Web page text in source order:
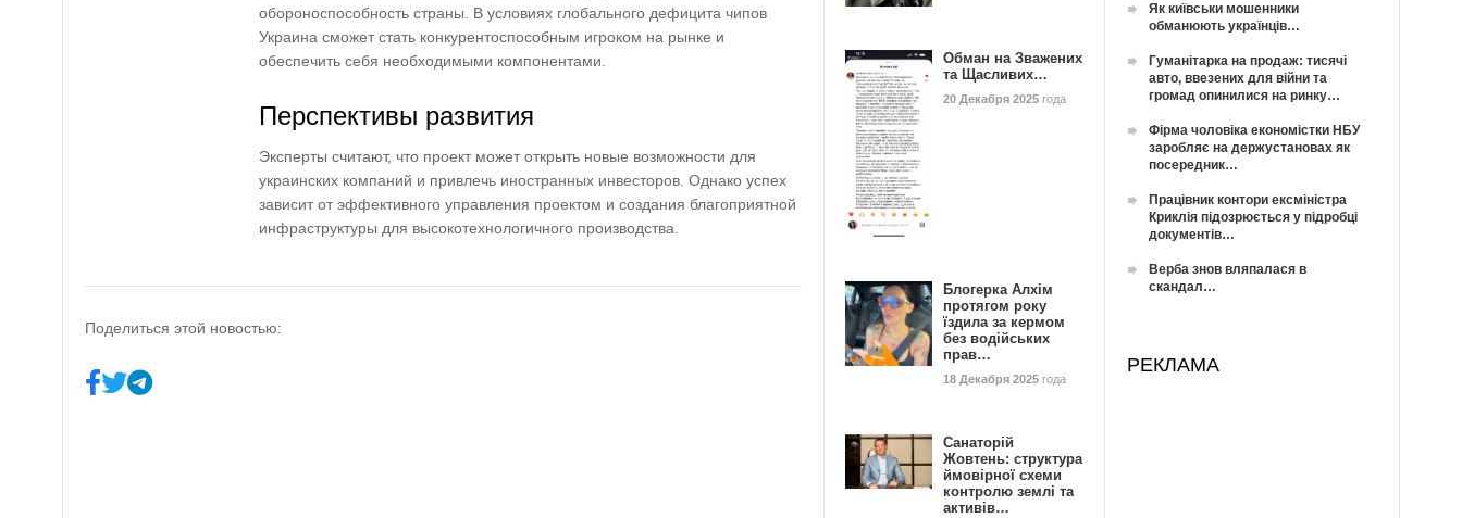
обороноспособность страны. В условиях глобального дефицита чипов
Украина сможет стать конкурентоспособным игроком на рынке и
обеспечить себя необходимыми компонентами.
Перспективы развития
Эксперты считают, что проект может открыть новые возможности для
украинских компаний и привлечь иностранных инвесторов. Однако успех
зависит от эффективного управления проектом и создания благоприятной
инфраструктуры для высокотехнологичного производства.
Поделиться этой новостью:
Обман на Зважених
та Щасливих…
20 Декабря 2025 года
Блогерка Алхім
протягом року
їздила за кермом
без водійських
прав…
18 Декабря 2025 года
Санаторій
Жовтень: структура
ймовірної схеми
контролю землі та
активів…
Як київськи мошенники
обманюють українців…
Гуманітарка на продаж: тисячі
авто, ввезених для війни та
громад опинилися на ринку…
Фірма чоловіка економістки НБУ
заробляє на держустановах як
посередник…
Працівник контори ексміністра
Криклія підозрюється у підробці
документів…
Верба знов вляпалася в
скандал…
РЕКЛАМА